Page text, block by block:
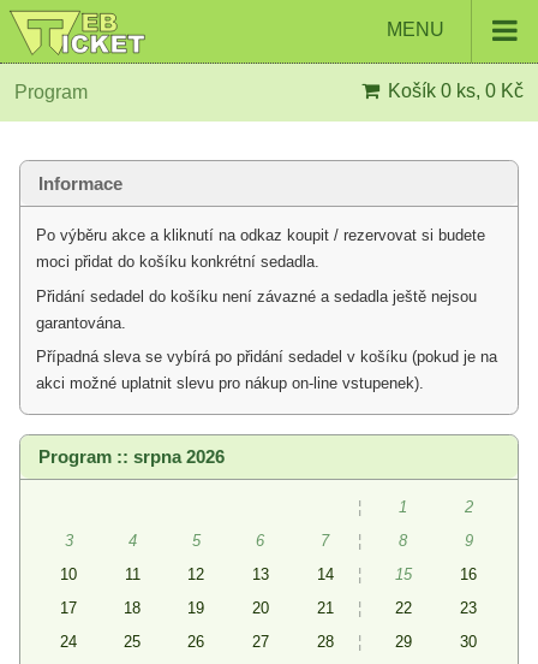
MENU
Program Košík 0 ks, 0 Kč
Informace
Po výběru akce a kliknutí na odkaz koupit / rezervovat si budete
moci přidat do košíku konkrétní sedadla.
Přidání sedadel do košíku není závazné a sedadla ještě nejsou
garantována.
Případná sleva se vybírá po přidání sedadel v košíku (pokud je na
akci možné uplatnit slevu pro nákup on-line vstupenek).
Program :: srpna 2026
¦ 1
2
3
4 5 6 7 ¦ 8
9
10
11 12 13 14 ¦ 15
16
17
18 19 20 21 ¦ 22
23
24
25 26 27 28 ¦ 29
30